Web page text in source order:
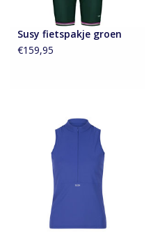
Susy fietspakje groen
€159,95